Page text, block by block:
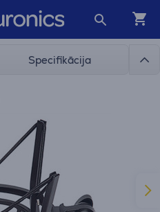
Specifikācija